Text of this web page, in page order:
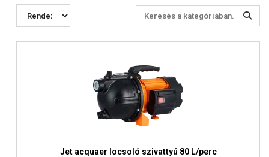
Jet acquaer locsoló szivattyú 80 L/perc